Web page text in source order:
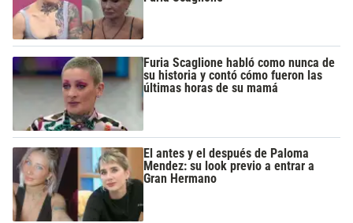
Furia Scaglione habló como nunca de
su historia y contó cómo fueron las
últimas horas de su mamá
El antes y el después de Paloma
Mendez: su look previo a entrar a
Gran Hermano